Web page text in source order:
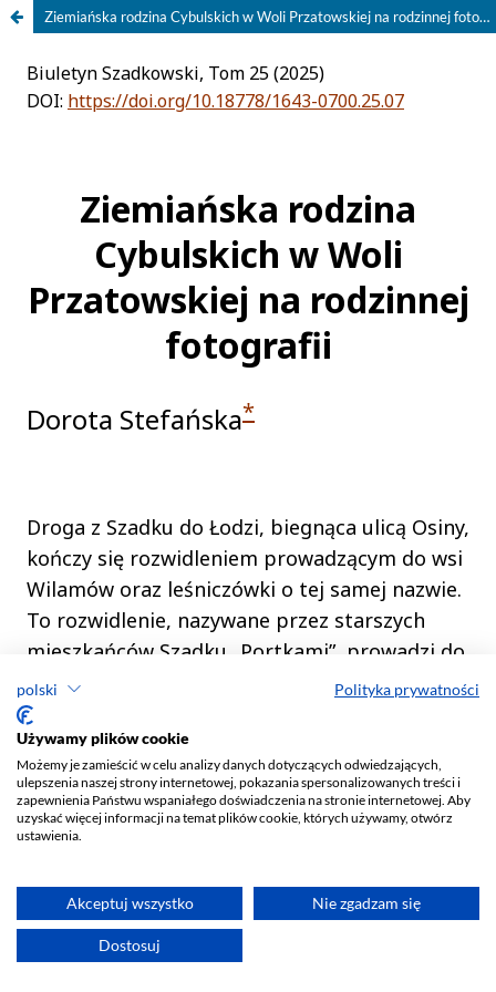
polski Polityka prywatności
Używamy plików cookie
Możemy je zamieścić w celu analizy danych dotyczących odwiedzających,
ulepszenia naszej strony internetowej, pokazania spersonalizowanych treści i
zapewnienia Państwu wspaniałego doświadczenia na stronie internetowej. Aby
uzyskać więcej informacji na temat plików cookie, których używamy, otwórz
ustawienia.
Akceptuj wszystko Nie zgadzam się
Dostosuj
Ziemiańska rodzina Cybulskich w Woli Przatowskiej na rodzinnej fotografii